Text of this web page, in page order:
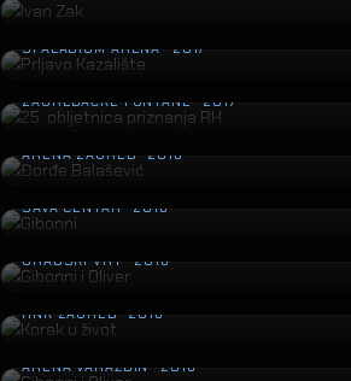
Prljavo Kazalište
SPALADIUM ARENA · 2017
25. obljetnica priznanja RH
ZAGREBAČKE FONTANE · 2017
Đorđe Balašević
ARENA ZAGREB · 2016
Gibonni
SAVA CENTAR · 2016
Gibonni i Oliver
GRADSKI VRT · 2016
Korak u život
HNK ZAGREB · 2016
Gibonni i Oliver
ARENA VARAŽDIN · 2016